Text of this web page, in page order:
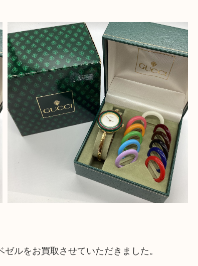
ルをお買取させていただきました。